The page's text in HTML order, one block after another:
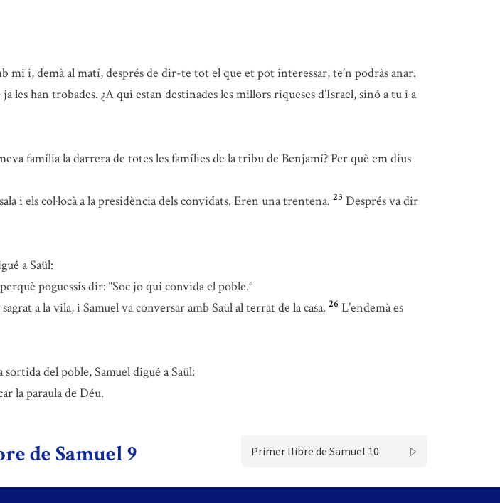
i, demà al matí, després de dir-te tot el que et pot interessar, te’n podràs anar.
les han trobades. ¿A qui estan destinades les millors riqueses d’Israel, sinó a tu i a
família la darrera de totes les famílies de la tribu de Benjamí? Per què em dius
i els col·locà a la presidència dels convidats. Eren una trentena. 23 Després va dir
a Saül:
poguessis dir: “Soc jo qui convida el poble.”
a la vila, i Samuel va conversar amb Saül al terrat de la casa. 26 L’endemà es
del poble, Samuel digué a Saül:
la paraula de Déu.
de Samuel 9 Primer llibre de Samuel 10